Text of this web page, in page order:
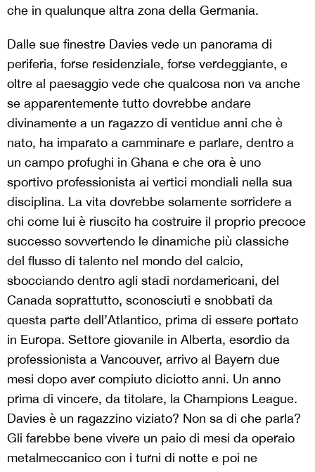
che in qualunque altra zona della Germania.
Dalle sue finestre Davies vede un panorama di
periferia, forse residenziale, forse verdeggiante, e
oltre al paesaggio vede che qualcosa non va anche
se apparentemente tutto dovrebbe andare
divinamente a un ragazzo di ventidue anni che è
nato, ha imparato a camminare e parlare, dentro a
un campo profughi in Ghana e che ora è uno
sportivo professionista ai vertici mondiali nella sua
disciplina. La vita dovrebbe solamente sorridere a
chi come lui è riuscito ha costruire il proprio precoce
successo sovvertendo le dinamiche più classiche
del flusso di talento nel mondo del calcio,
sbocciando dentro agli stadi nordamericani, del
Canada soprattutto, sconosciuti e snobbati da
questa parte dell’Atlantico, prima di essere portato
in Europa. Settore giovanile in Alberta, esordio da
professionista a Vancouver, arrivo al Bayern due
mesi dopo aver compiuto diciotto anni. Un anno
prima di vincere, da titolare, la Champions League.
Davies è un ragazzino viziato? Non sa di che parla?
Gli farebbe bene vivere un paio di mesi da operaio
metalmeccanico con i turni di notte e poi ne